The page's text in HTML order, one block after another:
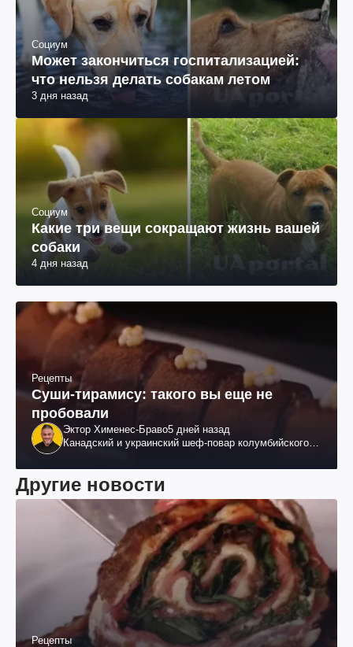
Социум
Может закончиться госпитализацией:
что нельзя делать собакам летом
3 дня назад
Социум
Какие три вещи сокращают жизнь вашей
собаки
4 дня назад
Рецепты
Суши-тирамису: такого вы еще не
пробовали
Эктор Хименес-Браво5 дней назад
Канадский и украинский шеф-повар колумбийского
Другие новости
Рецепты